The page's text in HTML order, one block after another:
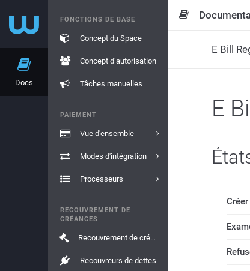
Docs
FONCTIONS DE BASE
Concept du Space
Concept d’autorisation
Tâches manuelles
PAIEMENT
Vue d'ensemble
Modes d'intégration
Processeurs
RECOUVREMENT DE
CRÉANCES
Recouvrement de créances
Recouvreurs de dettes
E Bill
E
Créer